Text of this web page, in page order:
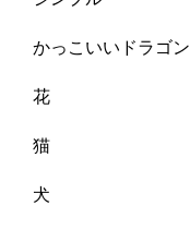
かっこいいドラゴン
花
猫
犬